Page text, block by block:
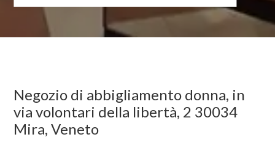
Negozio di abbigliamento donna, in
via volontari della libertà, 2 30034
Mira, Veneto